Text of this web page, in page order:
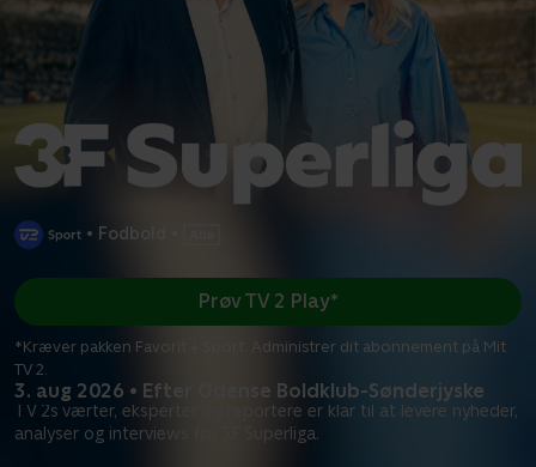
• Fodbold
3. aug 2026 • Efter Odense Boldklub-Sønderjyske
TV 2s værter, eksperter og reportere er klar til at levere nyheder,
analyser og interviews fra 3F Superliga.
Prøv TV 2 Play*
*Kræver pakken Favorit + Sport. Administrer dit abonnement på Mit
TV 2.